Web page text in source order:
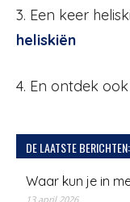
3. Een keer
heliskiën
4. En ontdek
DE LAATSTE BERICHTEN:
Waar kun je in
13 april 2026